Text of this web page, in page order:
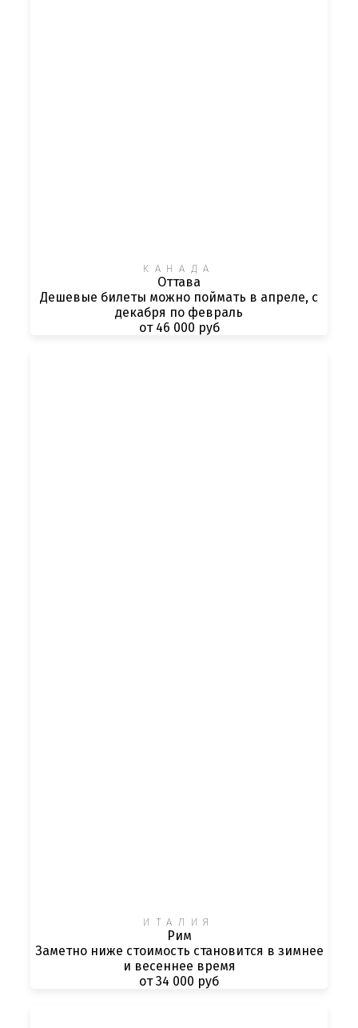
КАНАДА
Оттава
Дешевые билеты можно поймать в апреле, с
декабря по февраль
от 46 000 руб
ИТАЛИЯ
Рим
Заметно ниже стоимость становится в зимнее
и весеннее время
от 34 000 руб